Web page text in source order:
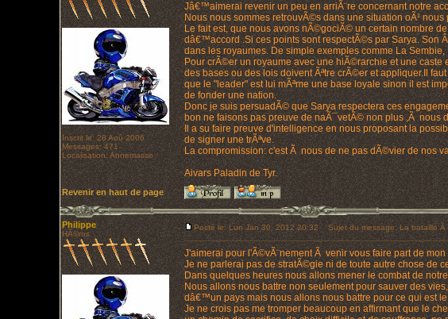
Inscrit le: 28 Aoû 2006
Messages: 471
Localisation: Annemasse
Jâ€™aimerai revenir un peu en arriÃ¨re concernant notre
Nous nous sommes retrouvÃ©s dans une situation oÃ¹
Le fait est, que nous avons nÃ©gociÃ© un certain nombre
dâ€™accord .Si ces points sont respectÃ©s par Sarya. Son
dans les royaumes. De simple exemples comme La
Pour crÃ©er un royaume avec une hiÃ©rarchie et une caste
des bases ou des lois doivent Ãªtre crÃ©er et appliquer.Il
que le "leader" est lui mÃªme une base loyale sinon il est
de fonder une nation.
Donc je suis persuadÃ© que Sarya respectera ces
bon ne faisons pas preuve de naÃ¯vetÃ© non plus ,Ã nous
Il a su faire preuve d'intelligence en nous proposant la
de signer une trÃªve.
La compromission: c'est Ã nous de ne pas dÃ©vier de nos
Aivars Paladin de Tyr.
Revenir en haut de page
Philippe
HÃ©ros
Posté le: Lun Jan 30, 2012 20:32 Sujet du message: La bataille Ã
J'aimerai pour l'Ã©vÃ¨nement Ã venir vous faire part de mon
Je ne parlerai pas de stratÃ©gie ni de toute autre chose de
Dans quelques heures nous allons mener le combat de
Nous allons nous battre non seulement pour sauver des
dâ€™un pays mais nous allons nous battre pour ce qui est
Je ne crois pas me tromper beaucoup en affirmant que le